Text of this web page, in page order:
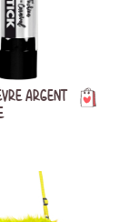
ARGENT